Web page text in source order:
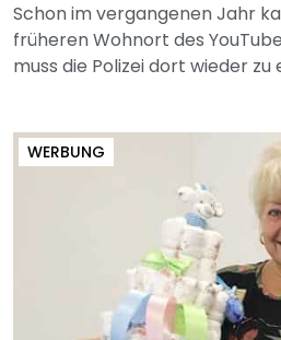
Schon im vergangenen Jahr
früheren Wohnort des
muss die Polizei dort wieder zu
WERBUNG